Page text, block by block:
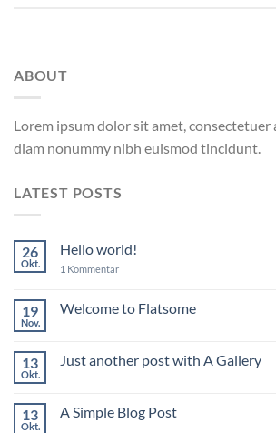
ABOUT
Lorem ipsum dolor sit amet, consectetuer
diam nonummy nibh euismod tincidunt.
LATEST POSTS
26
Okt.
Hello world!
1 Kommentar
19
Nov.
Welcome to Flatsome
13
Okt.
Just another post with A Gallery
13
Okt.
A Simple Blog Post